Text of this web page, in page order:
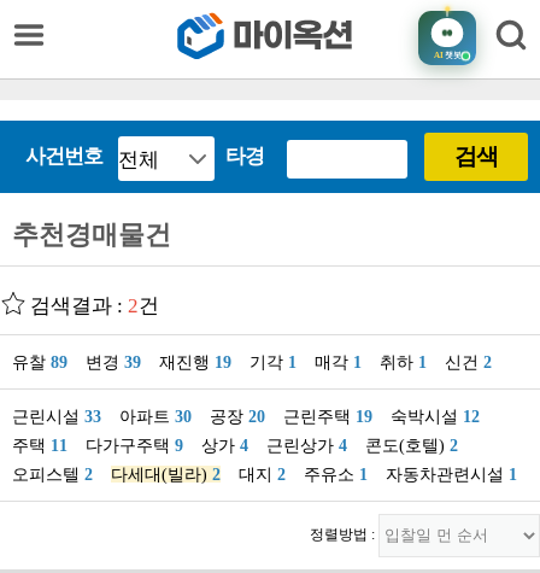
AI챗봇
사건번호 타경 검색
추천경매물건
검색결과 : 2건
유찰 89 변경 39 재진행 19 기각 1 매각 1 취하 1 신건 2
근린시설 33 아파트 30 공장 20 근린주택 19 숙박시설 12
주택 11 다가구주택 9 상가 4 근린상가 4 콘도(호텔) 2
오피스텔 2 다세대(빌라) 2 대지 2 주유소 1 자동차관련시설 1
정렬방법 :